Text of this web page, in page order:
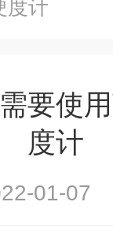
度计
要使
度计
01-